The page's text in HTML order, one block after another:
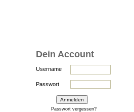
Dein Account
Username
Passwort
Passwort vergessen?